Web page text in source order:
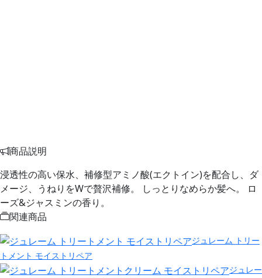
商品説明
浸透性の高い保水、補修型アミノ酸(エクトイン)を配合し、ダ
メージ、うねりをWで贅沢補修。 しっとりなめらか髪へ。 ロ
ーズ&ジャスミンの香り。
関連商品
ジュレーム トリー
トメント モイストリペア
ジュレー